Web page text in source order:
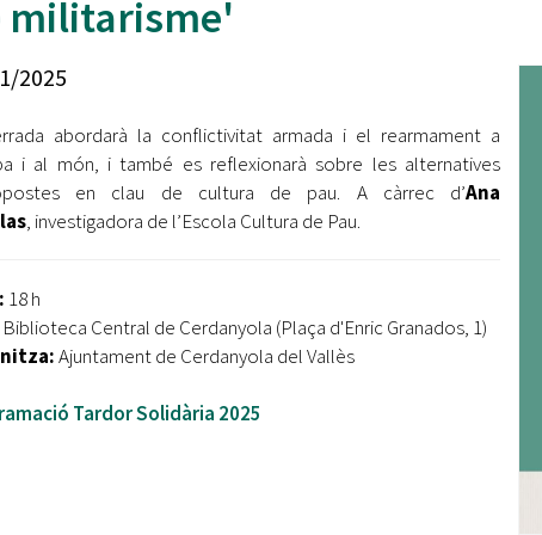
Oberta la convocatòria d'Ajuts per a l'autoocupació
jove 2026
Cerdanyola opta a més de 5 milions d'euros del Pla de
l'entorn de l'avinguda Catalunya
El FIT presenta el cartell de la seva 16a edició i dona el
tret de sortida al festival
militarisme'
2025
abordarà la conflictivitat armada i el rearmament a
i al món, i també es reflexionarà sobre les alternatives
en clau de cultura de pau. A càrrec d’Ana
, investigadora de l’Escola Cultura de Pau.
18 h
Biblioteca Central de Cerdanyola (Plaça d'Enric Granados, 1)
Ajuntament de Cerdanyola del Vallès
Tardor Solidària 2025